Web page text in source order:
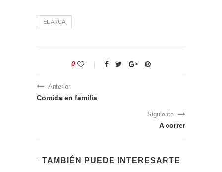
EL ARCA
0
Anterior
Comida en familia
Siguiente
A correr
TAMBIÉN PUEDE INTERESARTE